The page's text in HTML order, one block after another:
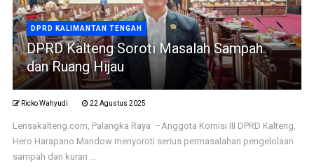
DPRD KALIMANTAN TENGAH
DPRD Kalteng Soroti Masalah Sampah
dan Ruang Hijau
Ricko Wahyudi 22 Agustus 2025
Lensakalteng.com, Palangka Raya –Anggota Komisi III DPRD Kalteng,
Hero Harapano Mandow menyoroti serius permasalahan pengelolaan
sampah dan kuran ...